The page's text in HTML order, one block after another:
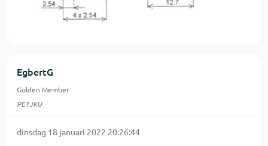
EgbertG
Golden Member
PE1JKU
dinsdag 18 januari 2022 20:26:44